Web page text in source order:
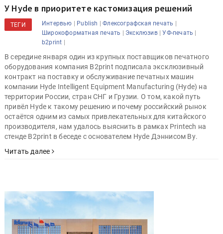
У Hyde в приоритете кастомизация решений
ТЕГИ Интервью | Publish |Флексографская печать |
Широкоформатная печать | Эксклюзив|УФ-печать |
b2print |
В середине января один из крупных поставщиков печатного
оборудования компания B2print подписала эксклюзивный
контракт на поставку и обслуживание печатных машин
компании Hyde Intelligent Equipment Manufacturing (Hyde) на
территории России, стран СНГ и Грузии. О том, какой путь
привёл Hyde к такому решению и почему российский рынок
остаётся одним из самых привлекательных для китайского
производителя, нам удалось выяснить в рамках Printech на
стенде B2print в беседе с основателем Hyde Дэннисом Ву.
Читать далее